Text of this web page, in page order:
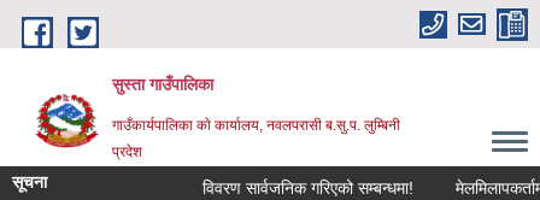
Skip to main content
सुस्ता गाउँपालिका
गाउँकार्यपालिका काे कार्यालय, नवलपरासी ब.सु.प. लुम्बिनी
प्रदेश
सूचना विवरण सार्वजनिक गरिएको सम्बन्धमा!